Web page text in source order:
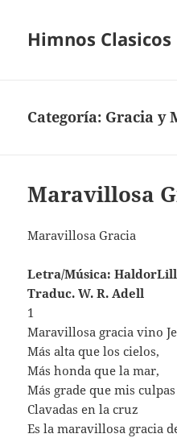
Himnos Clasicos
Categoría: Gracia y
Maravillosa
Maravillosa Gracia
Letra/Música:
Traduc. W. R. Adell
1
Maravillosa gracia vino
Más alta que los cielos,
Más honda que la mar,
Más grade que mis culpas
Clavadas en la cruz
Es la maravillosa gracia